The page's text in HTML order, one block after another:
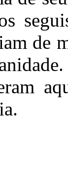
de